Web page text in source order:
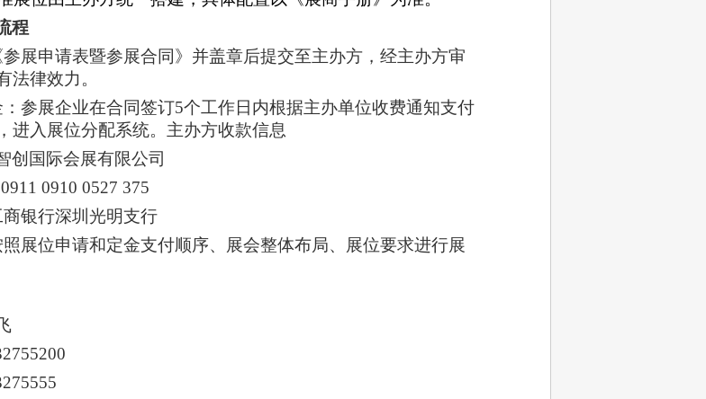
程
展申请表暨参展合同》并盖章后提交至主办方，经主办方审
法律效力。
参展企业在合同签订5个工作日内根据主办单位收费通知支付
进入展位分配系统。主办方收款信息
创国际会展有限公司
0910 0527 375
银行深圳光明支行
展位申请和定金支付顺序、展会整体布局、展位要求进行展